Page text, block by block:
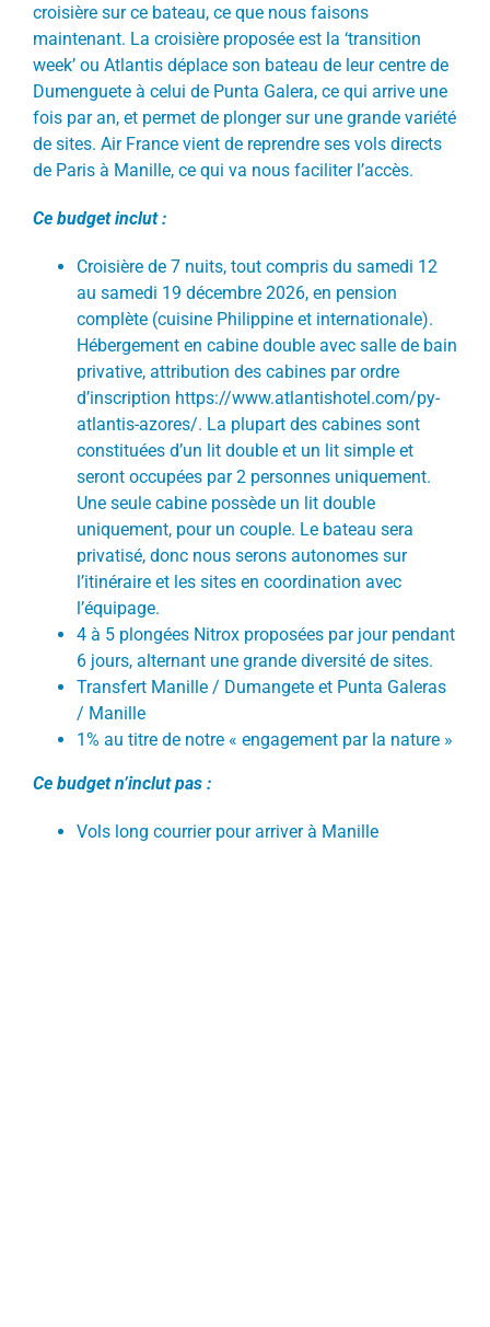
croisière sur ce bateau, ce que nous faisons
maintenant. La croisière proposée est la ‘transition
week’ ou Atlantis déplace son bateau de leur centre de
Dumenguete à celui de Punta Galera, ce qui arrive une
fois par an, et permet de plonger sur une grande variété
de sites. Air France vient de reprendre ses vols directs
de Paris à Manille, ce qui va nous faciliter l’accès.
Ce budget inclut :
Croisière de 7 nuits, tout compris du samedi 12
au samedi 19 décembre 2026, en pension
complète (cuisine Philippine et internationale).
Hébergement en cabine double avec salle de bain
privative, attribution des cabines par ordre
d’inscription https://www.atlantishotel.com/py-
atlantis-azores/. La plupart des cabines sont
constituées d’un lit double et un lit simple et
seront occupées par 2 personnes uniquement.
Une seule cabine possède un lit double
uniquement, pour un couple. Le bateau sera
privatisé, donc nous serons autonomes sur
l’itinéraire et les sites en coordination avec
l’équipage.
4 à 5 plongées Nitrox proposées par jour pendant
6 jours, alternant une grande diversité de sites.
Transfert Manille / Dumangete et Punta Galeras
/ Manille
1% au titre de notre « engagement par la nature »
Ce budget n’inclut pas :
Vols long courrier pour arriver à Manille